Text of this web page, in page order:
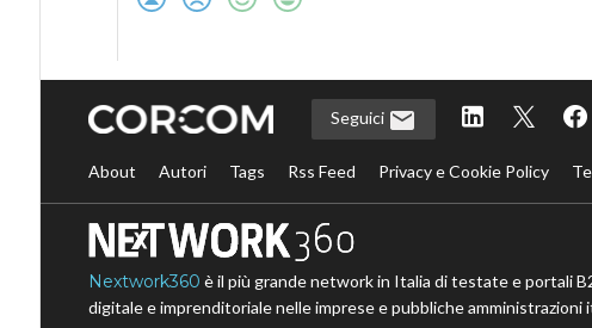
Seguici
About Autori Tags Rss Feed Privacy e Cookie Policy
Nextwork360 è il più grande network in Italia di testate e portali
digitale e imprenditoriale nelle imprese e pubbliche amministrazioni